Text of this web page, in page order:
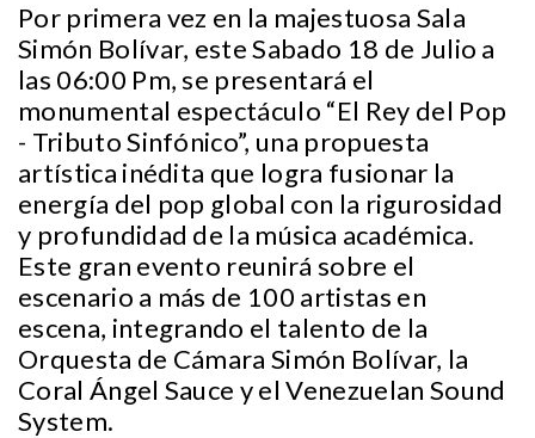
Por primera vez en la majestuosa Sala
Simón Bolívar, este Sabado 18 de Julio a
las 06:00 Pm, se presentará el
monumental espectáculo “El Rey del Pop
- Tributo Sinfónico”, una propuesta
artística inédita que logra fusionar la
energía del pop global con la rigurosidad
y profundidad de la música académica.
Este gran evento reunirá sobre el
escenario a más de 100 artistas en
escena, integrando el talento de la
Orquesta de Cámara Simón Bolívar, la
Coral Ángel Sauce y el Venezuelan Sound
System.